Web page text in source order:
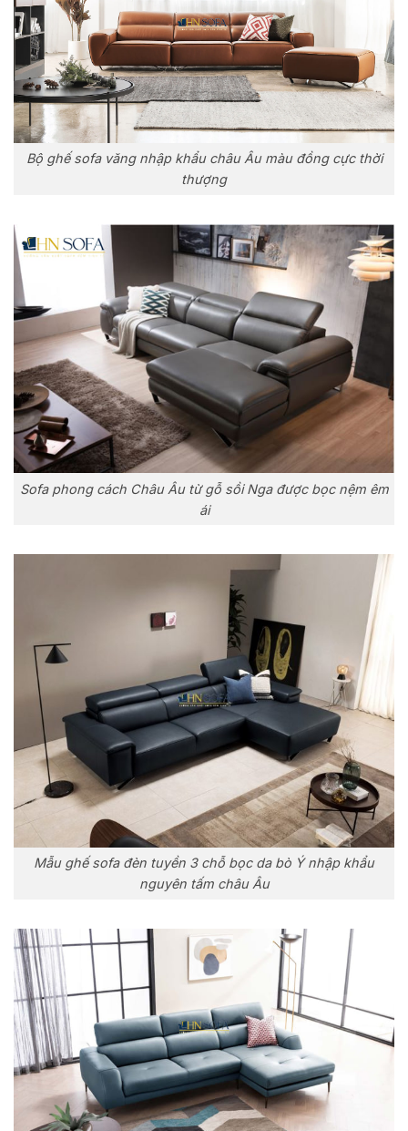
Bộ ghế sofa văng nhập khẩu châu Âu màu đồng cực thời
thượng
Sofa phong cách Châu Âu từ gỗ sồi Nga được bọc nệm êm
ái
Mẫu ghế sofa đèn tuyền 3 chỗ bọc da bò Ý nhập khẩu
nguyên tấm châu Âu